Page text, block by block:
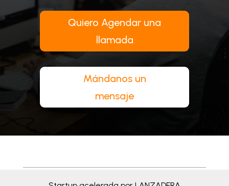
Quiero Agendar una
llamada
Mándanos un
mensaje